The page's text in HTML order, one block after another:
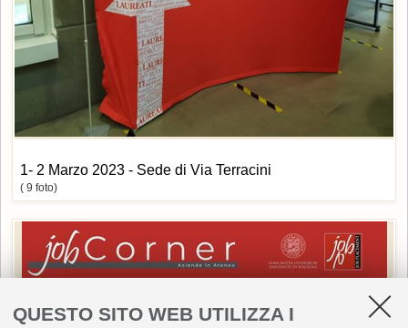
QUESTO SITO WEB UTILIZZA I
1- 2 Marzo 2023 - Sede di Via Terracini
( 9 foto)